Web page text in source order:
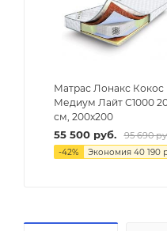
Матрас Лонакс Кокос
Медиум Лайт С1000
см, 200х200
55 500руб. 95 690
-42% Экономия 40 190